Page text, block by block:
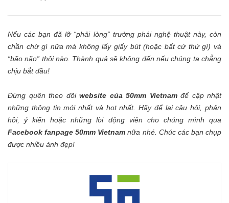
Nếu các bạn đã lỡ “phải lòng” trường phái nghệ thuật này, còn
chần chừ gì nữa mà không lấy giấy bút (hoặc bất cứ thứ gì) và
“bão não” thôi nào. Thành quả sẽ không đến nếu chúng ta chẳng
chịu bắt đầu!
Đừng quên theo dõi website của 50mm Vietnamđể cập nhật
những thông tin mới nhất và hot nhất.Hãy để lại câu hỏi, phản
hồi, ý kiến hoặc những lời động viên cho chúng mình qua
Facebook fanpage 50mm Vietnam nữa nhé. Chúc các bạn chụp
được nhiều ảnh đẹp!